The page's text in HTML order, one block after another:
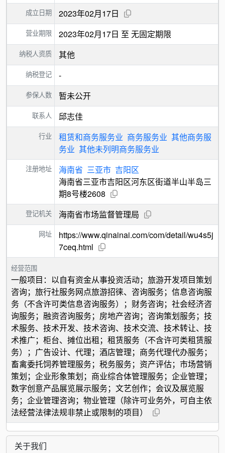
成立日期 2023年02月17日
营业期限 2023年02月17日 至 无固定期限
纳税人资质 其他
纳税登记 -
参保人数 暂未公开
联系人 邱志佳
行业 租赁和商务服务业 商务服务业 其他商务服
务业 其他未列明商务服务业
注册地址 海南省 三亚市 吉阳区
海南省三亚市吉阳区河东区街道半山半岛三
期8号楼2608
登记机关 海南省市场监督管理局
网址
https://www.qinainai.com/com/detail/wu4s5j
7ceq.html
经营范围
一般项目：以自有资金从事投资活动；旅游开发项目策划
咨询；旅行社服务网点旅游招徕、咨询服务；信息咨询服
务（不含许可类信息咨询服务）；财务咨询；社会经济咨
询服务；融资咨询服务；房地产咨询；咨询策划服务；技
术服务、技术开发、技术咨询、技术交流、技术转让、技
术推广；柜台、摊位出租；租赁服务（不含许可类租赁服
务）；广告设计、代理；酒店管理；商务代理代办服务；
畜禽委托饲养管理服务；税务服务；资产评估；市场营销
策划；企业形象策划；商业综合体管理服务；企业管理；
数字创意产品展览展示服务；文艺创作；会议及展览服
务；企业管理咨询；物业管理（除许可业务外，可自主依
法经营法律法规非禁止或限制的项目）
关于我们